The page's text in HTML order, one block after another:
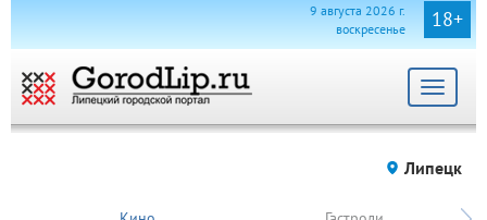
18+
9 августа 2026 г.
воскресенье
Toggle
Липецк